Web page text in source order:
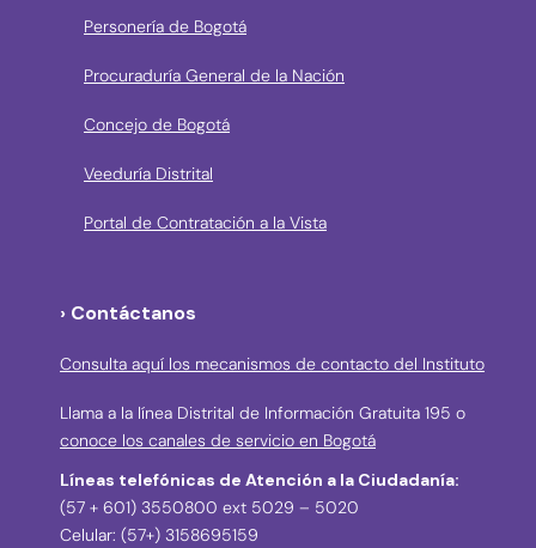
Personería de Bogotá
Procuraduría General de la Nación
Concejo de Bogotá
Veeduría Distrital
Portal de Contratación a la Vista
› Contáctanos
Consulta aquí los mecanismos de contacto del Instituto
Llama a la línea Distrital de Información Gratuita 195 o
conoce los canales de servicio en Bogotá
Líneas telefónicas de Atención a la Ciudadanía:
(57 + 601) 3550800 ext 5029 – 5020
Celular: (57+) 3158695159